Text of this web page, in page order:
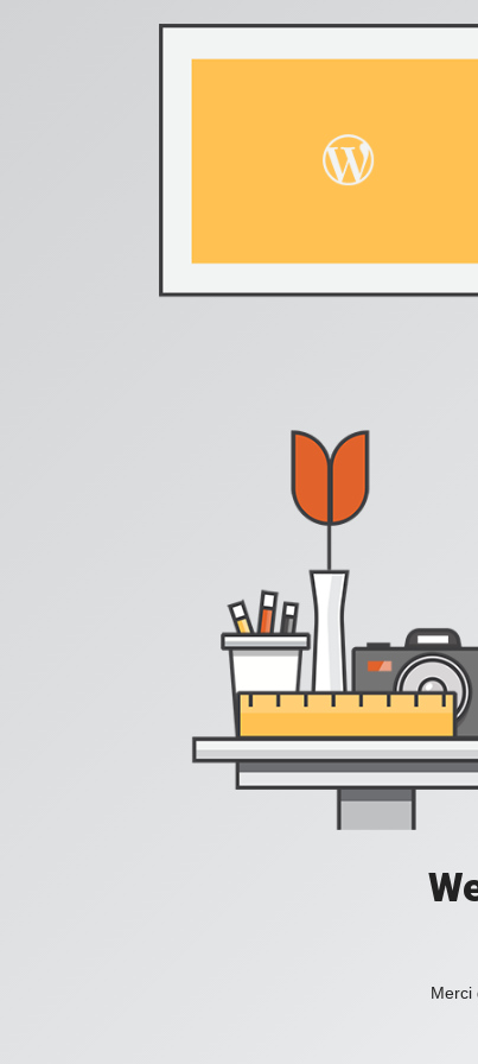
Merci